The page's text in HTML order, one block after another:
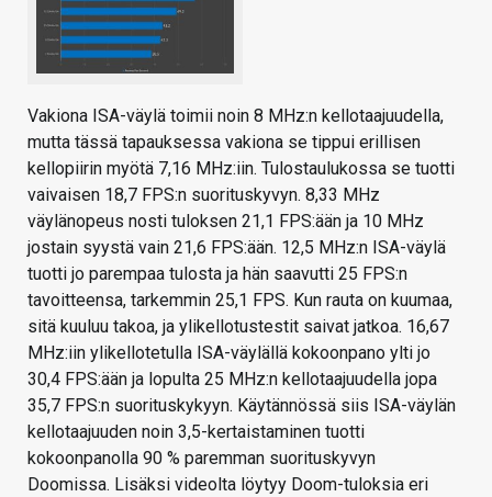
Vakiona ISA-väylä toimii noin 8 MHz:n kellotaajuudella,
mutta tässä tapauksessa vakiona se tippui erillisen
kellopiirin myötä 7,16 MHz:iin. Tulostaulukossa se tuotti
vaivaisen 18,7 FPS:n suorituskyvyn. 8,33 MHz
väylänopeus nosti tuloksen 21,1 FPS:ään ja 10 MHz
jostain syystä vain 21,6 FPS:ään. 12,5 MHz:n ISA-väylä
tuotti jo parempaa tulosta ja hän saavutti 25 FPS:n
tavoitteensa, tarkemmin 25,1 FPS. Kun rauta on kuumaa,
sitä kuuluu takoa, ja ylikellotustestit saivat jatkoa. 16,67
MHz:iin ylikellotetulla ISA-väylällä kokoonpano ylti jo
30,4 FPS:ään ja lopulta 25 MHz:n kellotaajuudella jopa
35,7 FPS:n suorituskykyyn. Käytännössä siis ISA-väylän
kellotaajuuden noin 3,5-kertaistaminen tuotti
kokoonpanolla 90 % paremman suorituskyvyn
Doomissa. Lisäksi videolta löytyy Doom-tuloksia eri